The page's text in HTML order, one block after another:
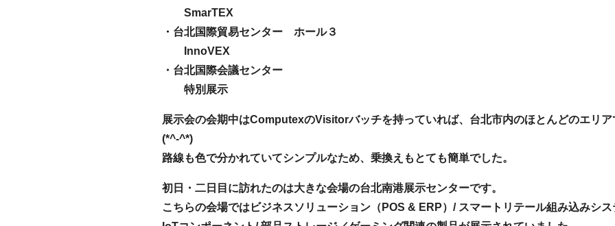
SmarTEX
・台北国際貿易センター ホール３
InnoVEX
・台北国際会議センター
特別展示
展示会の会期中はComputexのVisitorバッチを持っていれば、台北市内のほとんどのエリア
(*^-^*)
路線も色で分かれていてシンプルなため、乗換えもとても簡単でした。
初日・二日目に訪れたのは大きな会場の台北南港展示センターです。
こちらの会場ではビジネスソリューション（POS & ERP）/ スマートリテール組み込みシス